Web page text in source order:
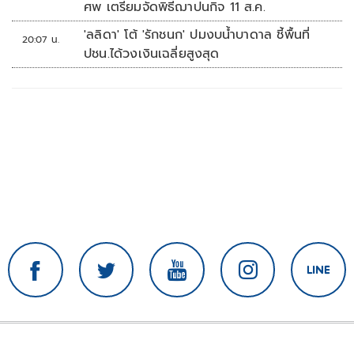
ศพ เตรียมจัดพิธีฌาปนกิจ 11 ส.ค.
20:07 น.
'ลลิดา' โต้ 'รักชนก' ปมงบน้ำบาดาล ชี้พื้นที่
ปชน.ได้วงเงินเฉลี่ยสูงสุด